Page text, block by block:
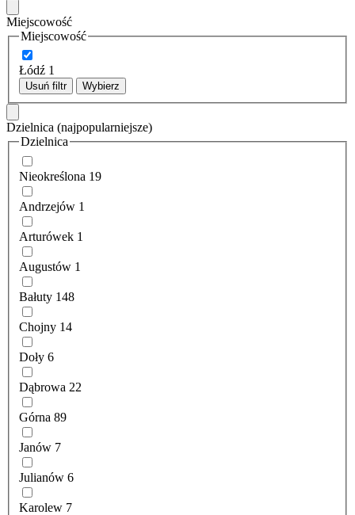
Miejscowość
Miejscowość
Łódź 1
Usuń filtr Wybierz
Dzielnica (najpopularniejsze)
Dzielnica
Nieokreślona 19
Andrzejów 1
Arturówek 1
Augustów 1
Bałuty 148
Chojny 14
Doły 6
Dąbrowa 22
Górna 89
Janów 7
Julianów 6
Karolew 7